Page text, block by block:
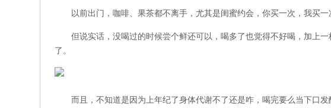
以前出门，咖啡、果茶都不离手，尤其是闺蜜约会，你买一次，我买一
但说实话，没喝过的时候尝个鲜还可以，喝多了也觉得不好喝，加上
了。
而且，不知道是因为上年纪了身体代谢不了还是咋，喝完要么当下口